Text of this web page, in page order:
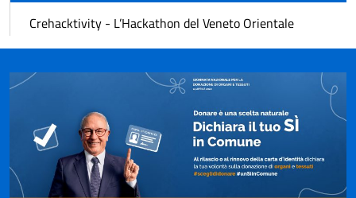
Crehacktivity - L’Hackathon del Veneto Orientale